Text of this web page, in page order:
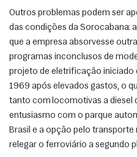
Outros problemas podem ser
das condições da Sorocabana:
que a empresa absorvesse
programas inconclusos de
projeto de eletrificação iniciado
1969 após elevados gastos, o
tanto com locomotivas a diesel
entusiasmo com o parque
Brasil e a opção pelo
relegar o ferroviário a segundo